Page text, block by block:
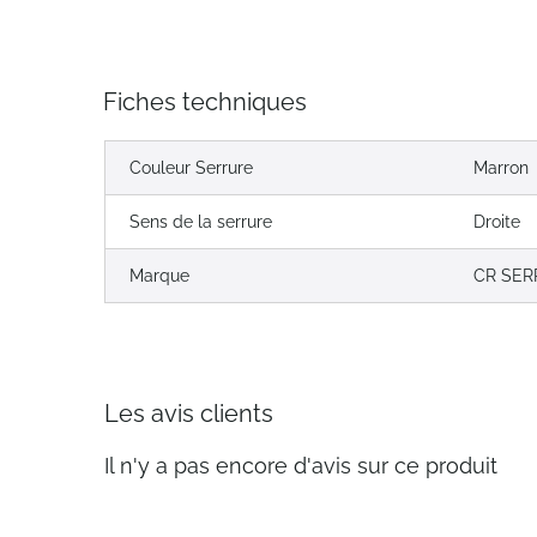
Fiches techniques
Couleur Serrure Marron
Sens de la serrure Droite
Marque CR
Les avis clients
Il n'y a pas encore d'avis sur ce produit